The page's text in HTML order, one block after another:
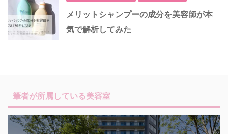
メリットシャンプーの成分を美容師が本
気で解析してみた
筆者が所属している美容室